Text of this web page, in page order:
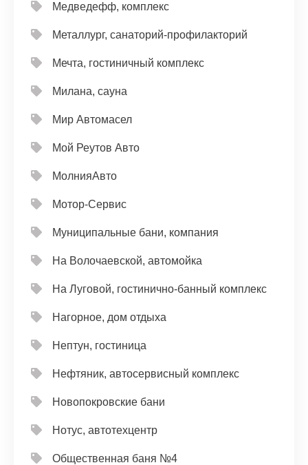
Медведефф, комплекс
Металлург, санаторий-профилакторий
Мечта, гостиничный комплекс
Милана, сауна
Мир Автомасел
Мой Реутов Авто
МолнияАвто
Мотор-Сервис
Муниципальные бани, компания
На Волочаевской, автомойка
На Луговой, гостинично-банный комплекс
Нагорное, дом отдыха
Нептун, гостиница
Нефтяник, автосервисный комплекс
Новопокровские бани
Нотус, автотехцентр
Общественная баня №4